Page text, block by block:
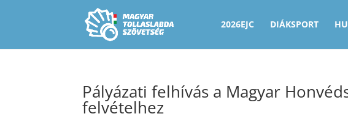
2026EJC DIÁKSPORT
Pályázati felhívás a Magyar
felvételhez